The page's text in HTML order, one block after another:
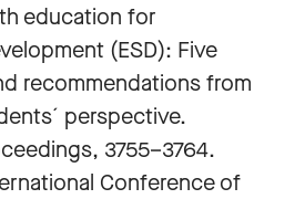
education for
(ESD): Five
recommendations from
perspective.
3755–3764.
Conference of